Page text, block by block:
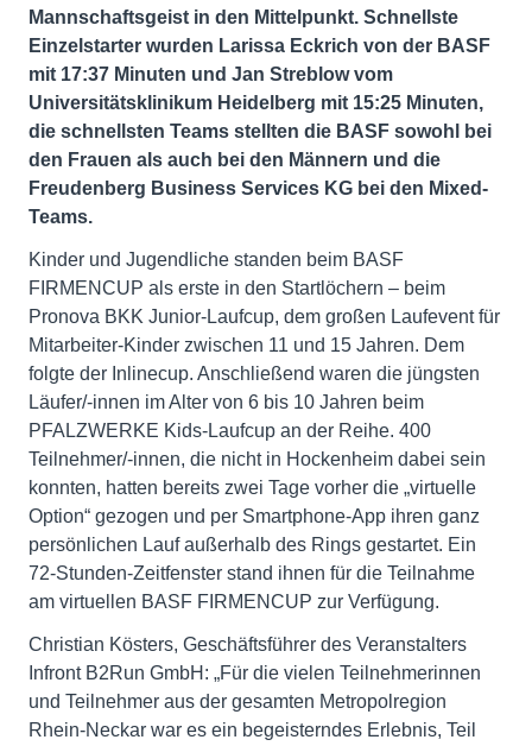
Mannschaftsgeist in den Mittelpunkt. Schnellste
Einzelstarter wurden Larissa Eckrich von der BASF
mit 17:37 Minuten und Jan Streblow vom
Universitätsklinikum Heidelberg mit 15:25 Minuten,
die schnellsten Teams stellten die BASF sowohl bei
den Frauen als auch bei den Männern und die
Freudenberg Business Services KG bei den Mixed-
Teams.
Kinder und Jugendliche standen beim BASF
FIRMENCUP als erste in den Startlöchern – beim
Pronova BKK Junior-Laufcup, dem großen Laufevent für
Mitarbeiter-Kinder zwischen 11 und 15 Jahren. Dem
folgte der Inlinecup. Anschließend waren die jüngsten
Läufer/-innen im Alter von 6 bis 10 Jahren beim
PFALZWERKE Kids-Laufcup an der Reihe. 400
Teilnehmer/-innen, die nicht in Hockenheim dabei sein
konnten, hatten bereits zwei Tage vorher die „virtuelle
Option“ gezogen und per Smartphone-App ihren ganz
persönlichen Lauf außerhalb des Rings gestartet. Ein
72-Stunden-Zeitfenster stand ihnen für die Teilnahme
am virtuellen BASF FIRMENCUP zur Verfügung.
Christian Kösters, Geschäftsführer des Veranstalters
Infront B2Run GmbH: „Für die vielen Teilnehmerinnen
und Teilnehmer aus der gesamten Metropolregion
Rhein-Neckar war es ein begeisterndes Erlebnis, Teil